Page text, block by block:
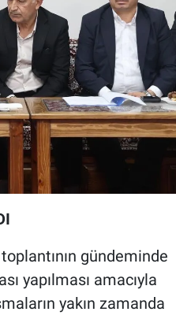
gündeminde
yapılması amacıyla
yakın zamanda